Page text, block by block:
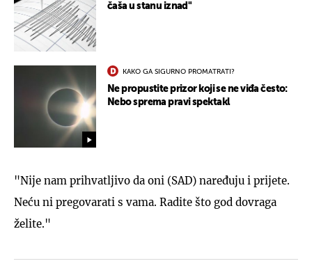
čaša u stanu iznad"
KAKO GA SIGURNO PROMATRATI?
Ne propustite prizor koji se ne viđa često:
Nebo sprema pravi spektakl
"Nije nam prihvatljivo da oni (SAD) naređuju i prijete.
Neću ni pregovarati s vama. Radite što god dovraga
želite."